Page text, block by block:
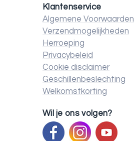
Klantenservice
Algemene Voorwaarden
Verzendmogelijkheden
Herroeping
Privacybeleid
Cookie disclaimer
Geschillenbeslechting
Welkomstkorting
Wil je ons volgen?